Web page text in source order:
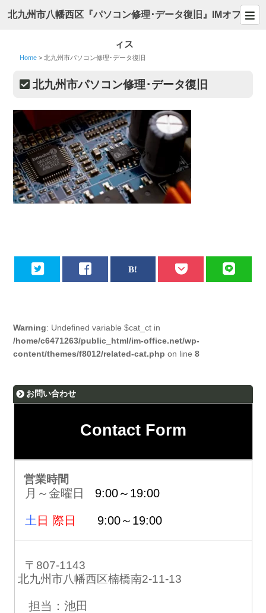
北九州市八幡西区『パソコン修理･データ復旧』IMオフ
ィス
Home >北九州市パソコン修理･データ復旧
北九州市パソコン修理･データ復旧
Warning: Undefined variable $cat_ct in
/home/c6471263/public_html/im-office.net/wp-
content/themes/f8012/related-cat.php on line8
お問い合わせ
Contact Form
営業時間
月～金曜日 9:00～19:00
土 日 際日 9:00～19:00
〒807-1143
北九州市八幡西区楠橋南2-11-13
担当：池田